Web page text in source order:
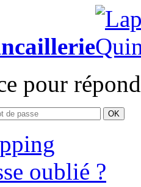
pour
OK
oublié ?